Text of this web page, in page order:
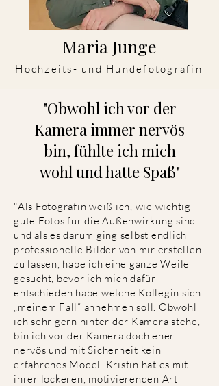
Maria Junge
Hochzeits- und Hundefotografin
"Obwohl ich vor der
Kamera immer nervös
bin, fühlte ich mich
wohl und hatte Spaß"
"Als Fotografin weiß ich, wie wichtig
gute Fotos für die Außenwirkung sind
und als es darum ging selbst endlich
professionelle Bilder von mir erstellen
zu lassen, habe ich eine ganze Weile
gesucht, bevor ich mich dafür
entschieden habe welche Kollegin sich
„meinem Fall“ annehmen soll. Obwohl
ich sehr gern hinter der Kamera stehe,
bin ich vor der Kamera doch eher
nervös und mit Sicherheit kein
erfahrenes Model. Kristin hat es mit
ihrer lockeren, motivierenden Art